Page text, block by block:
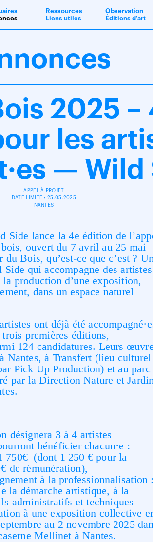
Ressources
Liens utiles
Observation
Éditions d'art
2025 –
les
— Wild
APPEL À PROJET
DATE LIMITE : 25.05.2025
NANTES
Side lance la 4e édition de
ouvert du 7 avril au 25 mai
du Bois, qu’est-ce que c’est ?
qui accompagne des artistes
la production d’une exposition,
dans un espace naturel
ont déjà été
premières éditions,
124 candidatures. Leurs
Nantes, à Transfert (lieu culturel
Pick Up Production) et au parc
par la Direction Nature et
désignera 3 à 4 artistes
bénéficier chacun·e :
750€ (dont 1 250 € pour la
de rémunération),
à la professionnalisation :
la démarche artistique, à la
administratifs et techniques
à une exposition collective
au 2 novembre 2025
Mellinet à Nantes.